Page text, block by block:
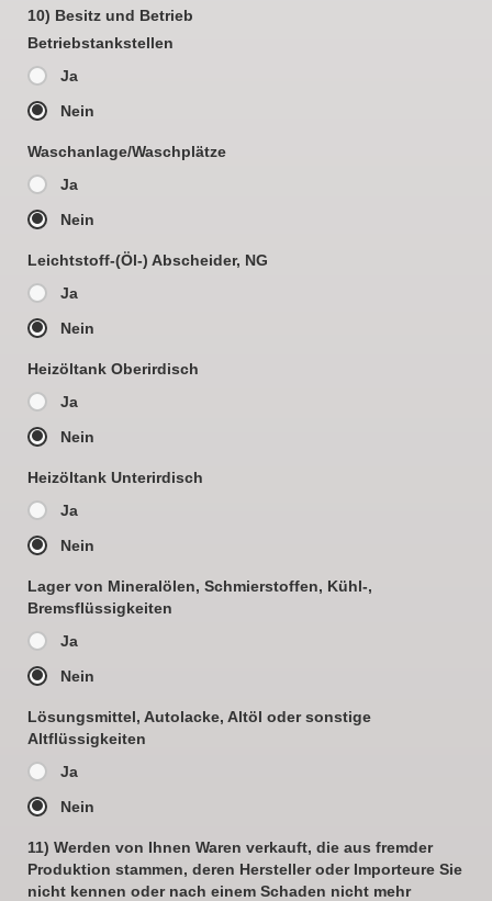
10) Besitz und Betrieb
Betriebstankstellen
Ja
Nein
Waschanlage/Waschplätze
Ja
Nein
Leichtstoff-(Öl-) Abscheider, NG
Ja
Nein
Heizöltank Oberirdisch
Ja
Nein
Heizöltank Unterirdisch
Ja
Nein
Lager von Mineralölen, Schmierstoffen, Kühl-,
Bremsflüssigkeiten
Ja
Nein
Lösungsmittel, Autolacke, Altöl oder sonstige
Altflüssigkeiten
Ja
Nein
11) Werden von Ihnen Waren verkauft, die aus fremder
Produktion stammen, deren Hersteller oder Importeure Sie
nicht kennen oder nach einem Schaden nicht mehr